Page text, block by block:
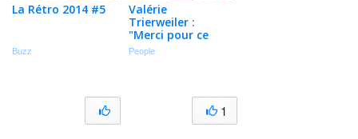
La Rétro 2014 #5
Buzz
Valérie
Trierweiler :
"Merci pour ce
moment", la date
du film dévoilée ?
People
1